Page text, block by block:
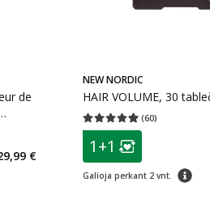
de
nuolaida:
€
NEW NORDIC
HAIR VOLUME, 30
(60)
Vidutinis įvertinimas 4.90
patarimas
Lojalumo
1+1
Galioja perkant 2 vnt. patarimas